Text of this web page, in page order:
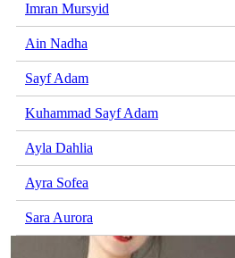
Imran Mursyid
Ain Nadha
Sayf Adam
Kuhammad Sayf Adam
Ayla Dahlia
Ayra Sofea
Sara Aurora